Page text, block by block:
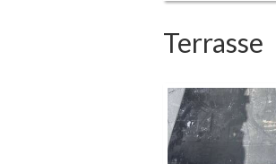
Terrasse